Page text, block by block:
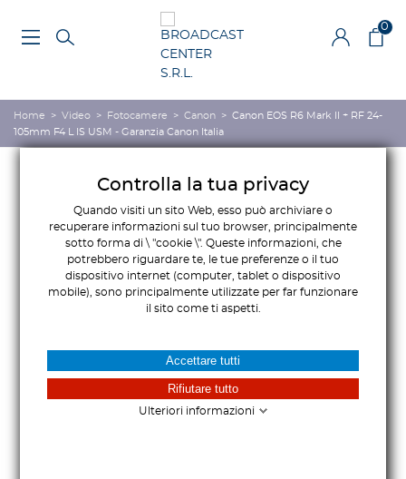
0
Home > Video > Fotocamere > Canon > Canon EOS R6 Mark II + RF 24-
105mm F4 L IS USM - Garanzia Canon Italia
Controlla la tua privacy
Quando visiti un sito Web, esso può archiviare o
recuperare informazioni sul tuo browser, principalmente
sotto forma di \ "cookie \". Queste informazioni, che
potrebbero riguardare te, le tue preferenze o il tuo
dispositivo internet (computer, tablet o dispositivo
mobile), sono principalmente utilizzate per far funzionare
il sito come ti aspetti.
Ulteriori informazioni
Accettare tutti
Rifiutare tutto